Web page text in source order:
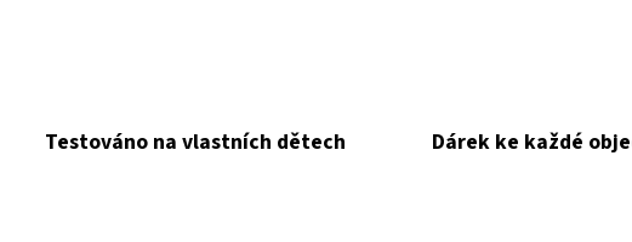
Testováno na vlastních dětech Dárek ke každé